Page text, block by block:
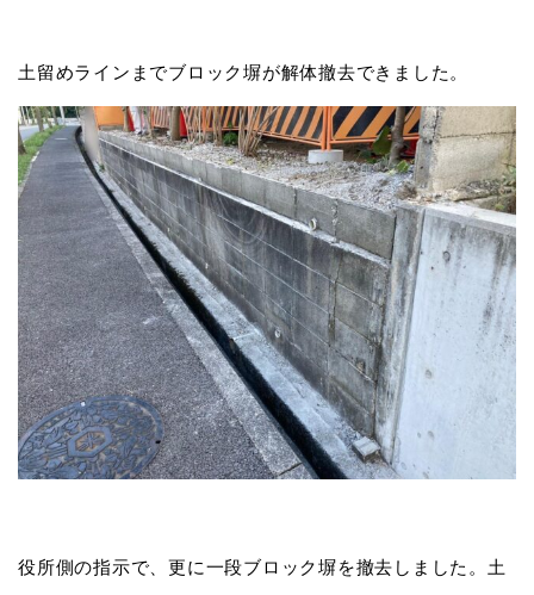
土留めラインまでブロック塀が解体撤去できました。
役所側の指示で、更に一段ブロック塀を撤去しました。土